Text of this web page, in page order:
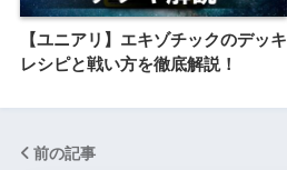
【ユニアリ】エキゾチックのデッキ
レシピと戦い方を徹底解説！
前の記事